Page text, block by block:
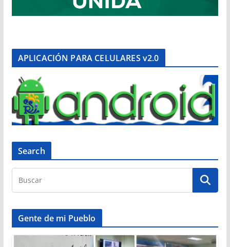
APLICACIÓN PARA CELULARES v2.0
Search
Gente de mi Pueblo